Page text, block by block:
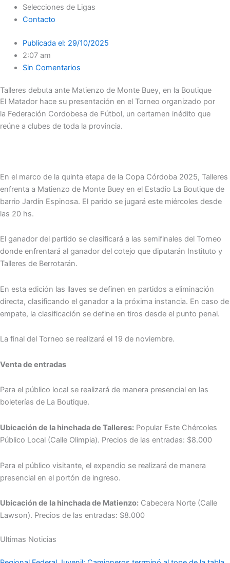
Selecciones de Ligas
Contacto
Publicada el: 29/10/2025
2:07 am
Sin Comentarios
Talleres debuta ante Matienzo de Monte Buey, en la Boutique
El Matador hace su presentación en el Torneo organizado por
la Federación Cordobesa de Fútbol, un certamen inédito que
reúne a clubes de toda la provincia.
En el marco de la quinta etapa de la Copa Córdoba 2025, Talleres
enfrenta a Matienzo de Monte Buey en el Estadio La Boutique de
barrio Jardín Espinosa. El parido se jugará este miércoles desde
las 20 hs.
El ganador del partido se clasificará a las semifinales del Torneo
donde enfrentará al ganador del cotejo que diputarán Instituto y
Talleres de Berrotarán.
En esta edición las llaves se definen en partidos a eliminación
directa, clasificando el ganador a la próxima instancia. En caso de
empate, la clasificación se define en tiros desde el punto penal.
La final del Torneo se realizará el 19 de noviembre.
Venta de entradas
Para el público local se realizará de manera presencial en las
boleterías de La Boutique.
Ubicación de la hinchada de Talleres: Popular Este Chércoles
Público Local (Calle Olimpia). Precios de las entradas: $8.000
Para el público visitante, el expendio se realizará de manera
presencial en el portón de ingreso.
Ubicación de la hinchada de Matienzo: Cabecera Norte (Calle
Lawson). Precios de las entradas: $8.000
Ultimas Noticias